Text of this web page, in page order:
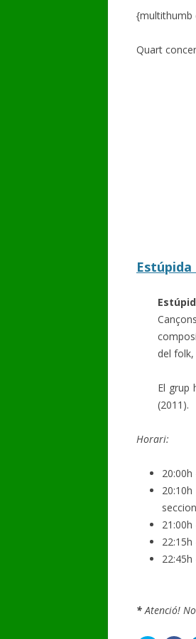
{multithumb
Quart
Estúpida
del
El grup
(2011).
Horari:
20:00h
21:00h
*Atenció!